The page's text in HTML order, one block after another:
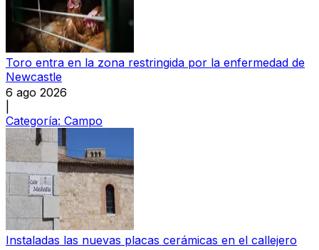
Toro entra en la zona restringida por la enfermedad de
Newcastle
6 ago 2026
Categoría: Campo
Instaladas las nuevas placas cerámicas en el callejero